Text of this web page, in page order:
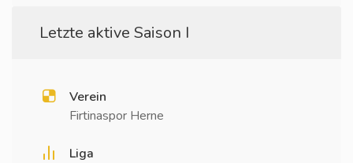
Letzte aktive Saison I
Verein
Firtinaspor Herne
Liga